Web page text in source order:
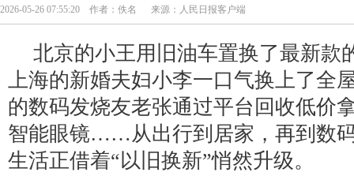
2026-05-26 07:55:20 作者：佚名 来源：人民日报客户端
北京的小王用旧油车置换了最新款
上海的新婚夫妇小李一口气换上了全
的数码发烧友老张通过平台回收低价
智能眼镜……从出行到居家，再到数
生活正借着“以旧换新”悄然升级。